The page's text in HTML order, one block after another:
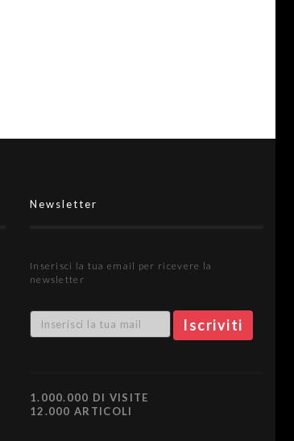
Newsletter
Inserisci la tua email per ricevere la
newsletter
1.000.000 DI VISITE
12.000 ARTICOLI